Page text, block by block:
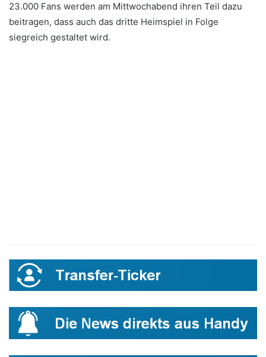
23.000 Fans werden am Mittwochabend ihren Teil dazu
beitragen, dass auch das dritte Heimspiel in Folge
siegreich gestaltet wird.